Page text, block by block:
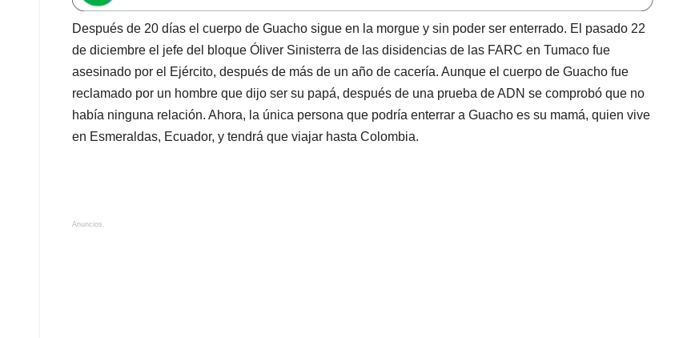
s
A
p
p
b
o
o
k
e
d
I
n
l
a
d
s
Después de 20 días el cuerpo de Guacho sigue en la morgue y sin poder ser enterrado. El pasado 22
de diciembre el jefe del bloque Óliver Sinisterra de las disidencias de las FARC en Tumaco fue
asesinado por el Ejército, después de más de un año de cacería. Aunque el cuerpo de Guacho fue
reclamado por un hombre que dijo ser su papá, después de una prueba de ADN se comprobó que no
había ninguna relación. Ahora, la única persona que podría enterrar a Guacho es su mamá, quien vive
en Esmeraldas, Ecuador, y tendrá que viajar hasta Colombia.
Anuncios.